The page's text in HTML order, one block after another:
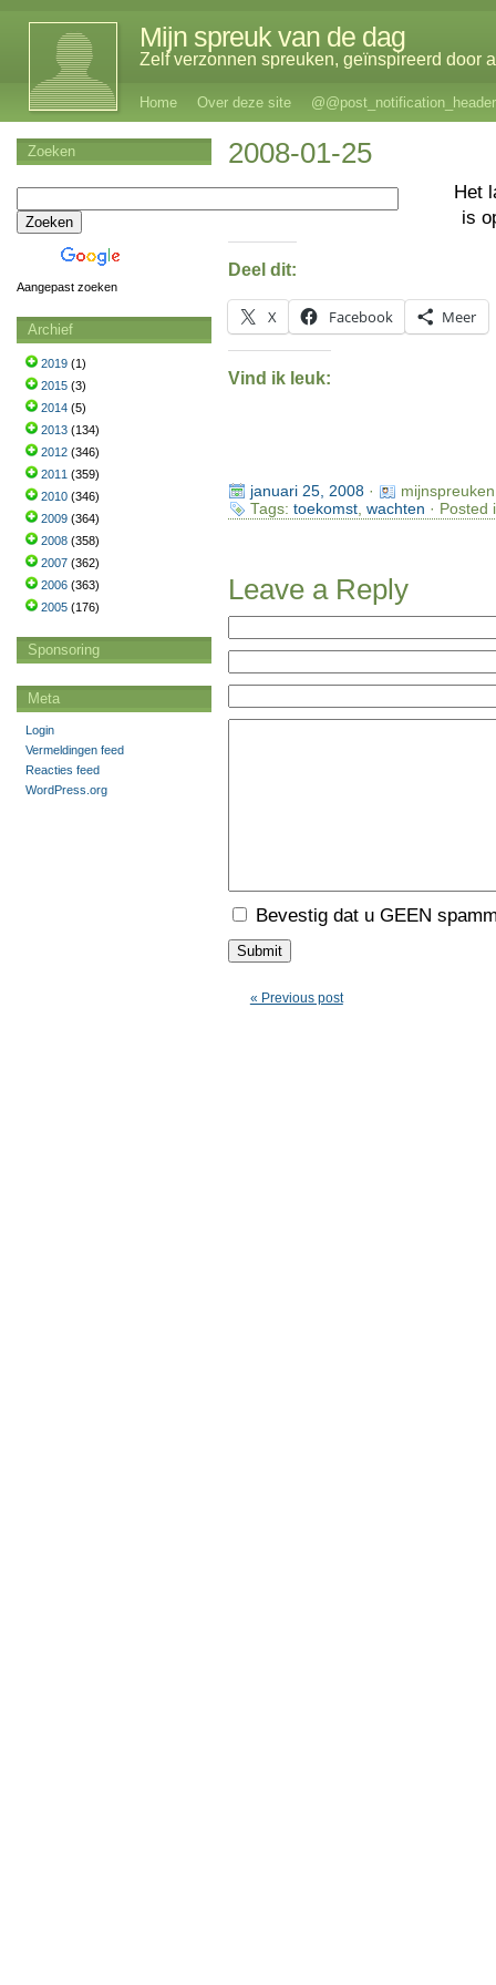
Mijn spreuk van de dag
Zelf verzonnen spreuken, geïnspireerd door
Home Over deze site @@post_notification_header
2008-01-25
Het
is
Deel dit:
X Facebook Meer
Vind ik leuk:
januari 25, 2008·
Tags: toekomst, wachten · Posted
Leave a Reply
Bevestig dat u GEEN
« Previous post
Zoeken
Aangepast zoeken
Archief
2019 (1)
2015 (3)
2014 (5)
2013 (134)
2012 (346)
2011 (359)
2010 (346)
2009 (364)
2008 (358)
2007 (362)
2006 (363)
2005 (176)
Sponsoring
Meta
Login
Vermeldingen feed
Reacties feed
WordPress.org